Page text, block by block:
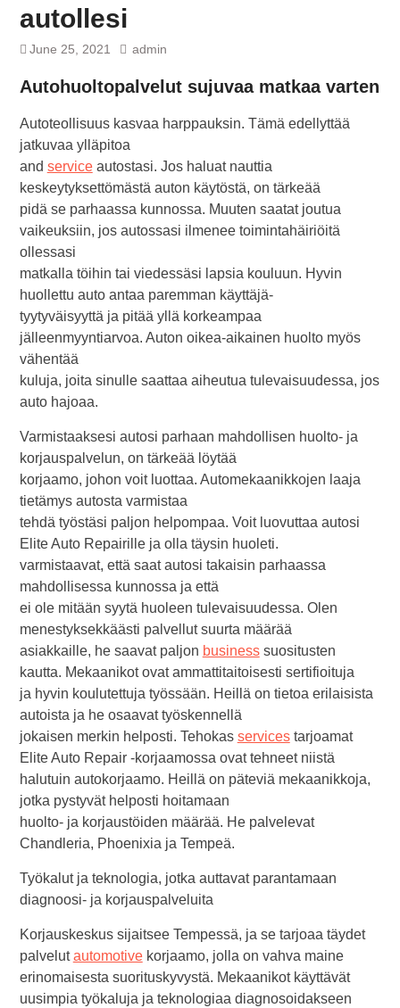
autollesi
June 25, 2021 admin
Autohuoltopalvelut sujuvaa matkaa varten
Autoteollisuus kasvaa harppauksin. Tämä edellyttää
jatkuvaa ylläpitoa
and serviceautostasi. Jos haluat nauttia
keskeytyksettömästä auton käytöstä, on tärkeää
pidä se parhaassa kunnossa. Muuten saatat joutua
vaikeuksiin, jos autossasi ilmenee toimintahäiriöitä
ollessasi
matkalla töihin tai viedessäsi lapsia kouluun. Hyvin
huollettu auto antaa paremman käyttäjä-
tyytyväisyyttä ja pitää yllä korkeampaa
jälleenmyyntiarvoa. Auton oikea-aikainen huolto myös
vähentää
kuluja, joita sinulle saattaa aiheutua tulevaisuudessa, jos
auto hajoaa.
Varmistaaksesi autosi parhaan mahdollisen huolto- ja
korjauspalvelun, on tärkeää löytää
korjaamo, johon voit luottaa. Automekaanikkojen laaja
tietämys autosta varmistaa
tehdä työstäsi paljon helpompaa. Voit luovuttaa autosi
Elite Auto Repairille ja olla täysin huoleti.
varmistaavat, että saat autosi takaisin parhaassa
mahdollisessa kunnossa ja että
ei ole mitään syytä huoleen tulevaisuudessa. Olen
menestyksekkäästi palvellut suurta määrää
asiakkaille, he saavat paljon businesssuositusten
kautta. Mekaanikot ovat ammattitaitoisesti sertifioituja
ja hyvin koulutettuja työssään. Heillä on tietoa erilaisista
autoista ja he osaavat työskennellä
jokaisen merkin helposti. Tehokas servicestarjoamat
Elite Auto Repair -korjaamossa ovat tehneet niistä
halutuin autokorjaamo. Heillä on päteviä mekaanikkoja,
jotka pystyvät helposti hoitamaan
huolto- ja korjaustöiden määrää. He palvelevat
Chandleria, Phoenixia ja Tempeä.
Työkalut ja teknologia, jotka auttavat parantamaan
diagnoosi- ja korjauspalveluita
Korjauskeskus sijaitsee Tempessä, ja se tarjoaa täydet
palvelutautomotivekorjaamo, jolla on vahva maine
erinomaisesta suorituskyvystä. Mekaanikot käyttävät
uusimpia työkaluja ja teknologiaa diagnosoidakseen